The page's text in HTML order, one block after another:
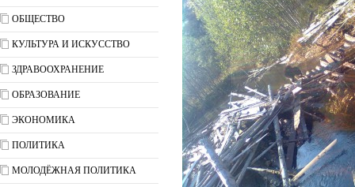
ОБЩЕСТВО
КУЛЬТУРА И ИСКУССТВО
ЗДРАВООХРАНЕНИЕ
ОБРАЗОВАНИЕ
ЭКОНОМИКА
ПОЛИТИКА
МОЛОДЁЖНАЯ ПОЛИТИКА